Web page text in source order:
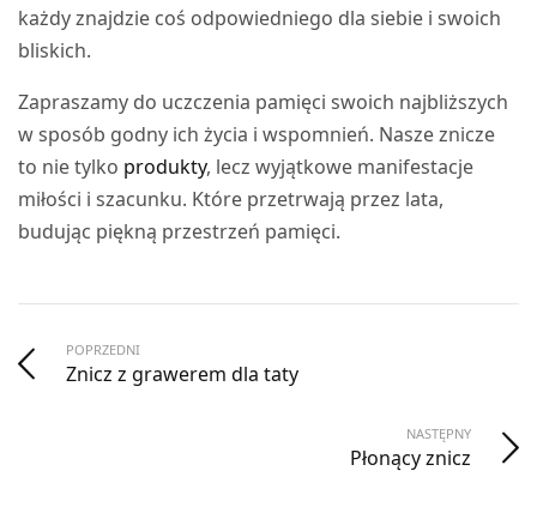
każdy znajdzie coś odpowiedniego dla siebie i swoich
bliskich.
Zapraszamy do uczczenia pamięci swoich najbliższych
w sposób godny ich życia i wspomnień. Nasze znicze
to nie tylko produkty, lecz wyjątkowe manifestacje
miłości i szacunku. Które przetrwają przez lata,
budując piękną przestrzeń pamięci.
POPRZEDNI
Znicz z grawerem dla taty
NASTĘPNY
Płonący znicz